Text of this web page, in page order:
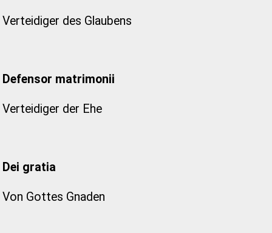
Verteidiger des Glaubens
Defensor matrimonii
Verteidiger der Ehe
Dei gratia
Von Gottes Gnaden